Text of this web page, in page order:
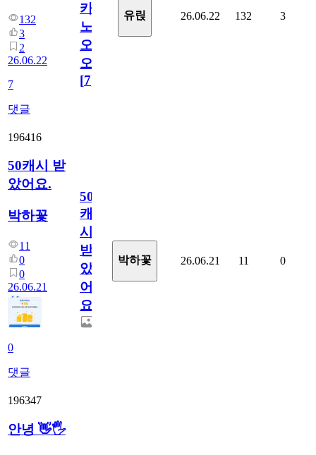
132
3
2
26.06.22
7
댓글
카
노
오
오!
[7]
유릱 26.06.22 132 3
196416
50캐시 받
았어요.
박하꽃
11
0
0
26.06.21
0
댓글
50
캐
시
받
았
어
요.
박하꽃 26.06.21 11 0
196347
안녕 👋🖐